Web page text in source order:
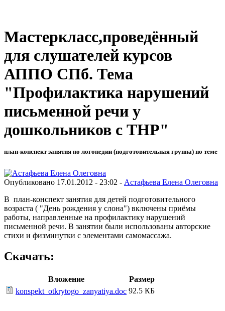
Мастеркласс,проведённый
для слушателей курсов
АППО СПб. Тема
"Профилактика нарушений
письменной речи у
дошкольников с ТНР"
план-конспект занятия по логопедии (подготовительная группа) по теме
Опубликовано 17.01.2012 - 23:02 - Астафьева Елена Олеговна
В план-конспект занятия для детей подготовительного
возраста ( "День рождения у слона") включены приёмы
работы, направленные на профилактику нарушений
письменной речи. В занятии были использованы авторские
стихи и физминутки с элементами самомассажа.
Скачать:
Вложение
Размер
konspekt_otkrytogo_zanyatiya.doc 92.5 КБ